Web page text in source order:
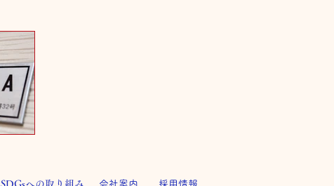
SDGsへの取り組み 会社案内 採用情報